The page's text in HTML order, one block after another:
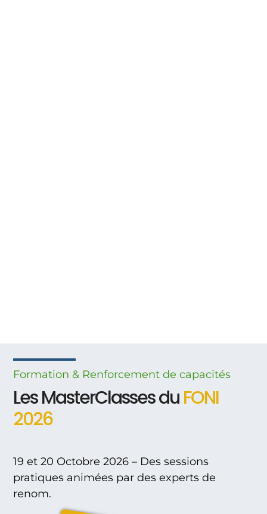
Formation & Renforcementde capacités
Les MasterClasses duFONI
2026
19 et 20 Octobre 2026 – Des sessions
pratiques animées par des experts de
renom.